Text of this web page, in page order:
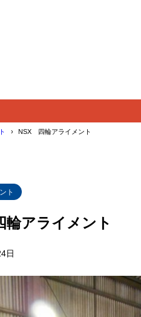
NSX 四輪アライメント
ト
アライメント
日